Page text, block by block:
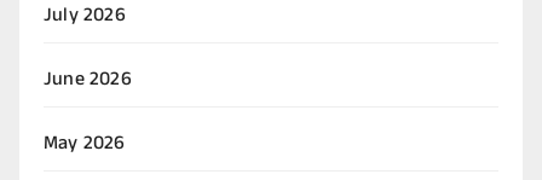
July 2026
June 2026
May 2026